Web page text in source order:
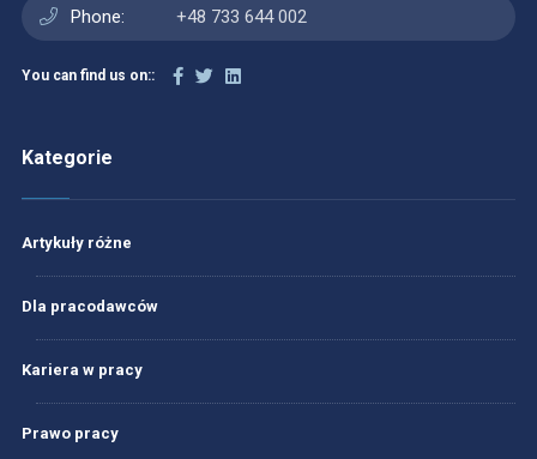
Phone: +48 733 644 002
You can find us on::
Kategorie
Artykuły różne
Dla pracodawców
Kariera w pracy
Prawo pracy